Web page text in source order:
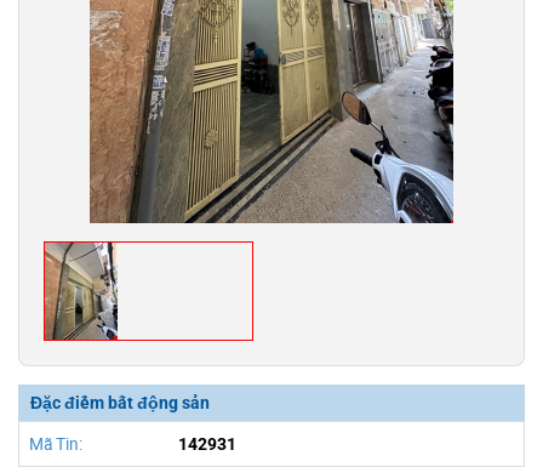
Đặc điểm bất động sản
Mã Tin: 142931